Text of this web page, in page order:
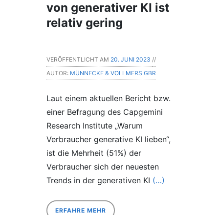
von generativer KI ist
relativ gering
VERÖFFENTLICHT AM 20. JUNI 2023 //
AUTOR: MÜNNECKE & VOLLMERS GBR
Laut einem aktuellen Bericht bzw.
einer Befragung des Capgemini
Research Institute „Warum
Verbraucher generative KI lieben“,
ist die Mehrheit (51%) der
Verbraucher sich der neuesten
Trends in der generativen KI (…)
ERFAHRE MEHR